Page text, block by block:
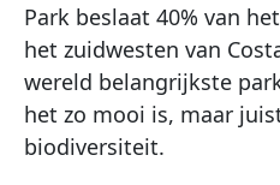
Park beslaat 40% van
het zuidwesten van
wereld belangrijkste
het zo mooi is, maar
biodiversiteit.